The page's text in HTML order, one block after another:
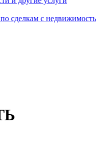
сделкам с